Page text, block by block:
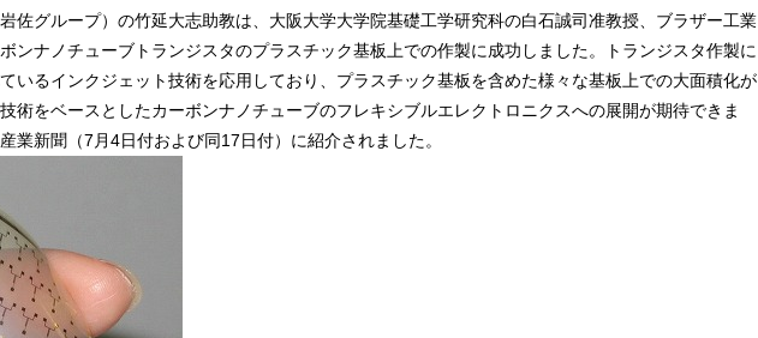
佐グループ）の竹延大志助教は、大阪大学大学院基礎工学研究科の白石誠司准教授、ブラザー工業
ンナノチューブトランジスタのプラスチック基板上での作製に成功しました。トランジスタ作製に
いるインクジェット技術を応用しており、プラスチック基板を含めた様々な基板上での大面積化が
術をベースとしたカーボンナノチューブのフレキシブルエレクトロニクスへの展開が期待できま
業新聞（7月4日付および同17日付）に紹介されました。